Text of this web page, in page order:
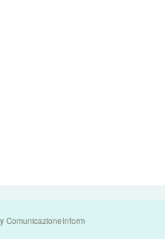
ComunicazioneInform